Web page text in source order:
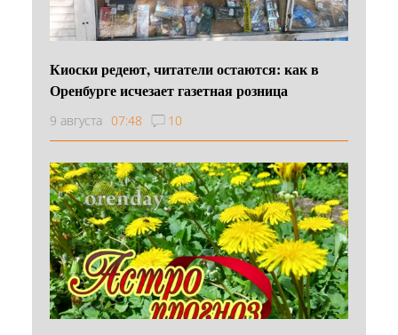
Киоски редеют, читатели остаются: как в
Оренбурге исчезает газетная розница
9 августа 07:48 10